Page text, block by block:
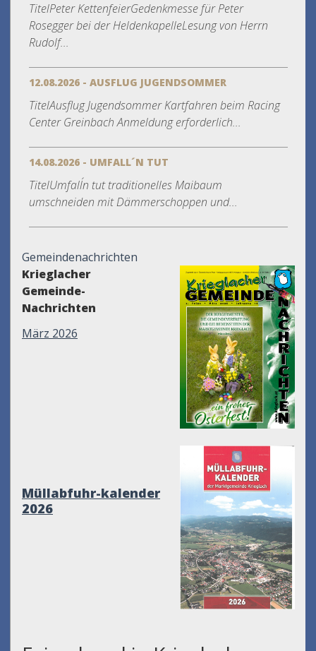
TitelPeter KettenfeierGedenkmesse für Peter
Rosegger bei der HeldenkapelleLesung von Herrn
Rudolf...
12.08.2026 - AUSFLUG JUGENDSOMMER
TitelAusflug Jugendsommer Kartfahren beim Racing
Center Greinbach Anmeldung erforderlich...
14.08.2026 - UMFALL´N TUT
TitelUmfall´n tut traditionelles Maibaum
umschneiden mit Dämmerschoppen und...
Gemeindenachrichten
Krieglacher
Gemeinde-
Nachrichten
März 2026
Müllabfuhr-kalender
2026